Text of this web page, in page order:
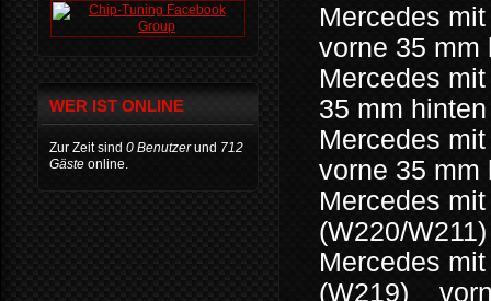
Mercedes
vorne 35 mm
Mercedes
35 mm
Mercedes
vorne 35 mm
Mercedes
(W220/
Mercedes
(W219)
WER IST ONLINE
Zur Zeit sind 0 Benutzerund 712
Gäste online.